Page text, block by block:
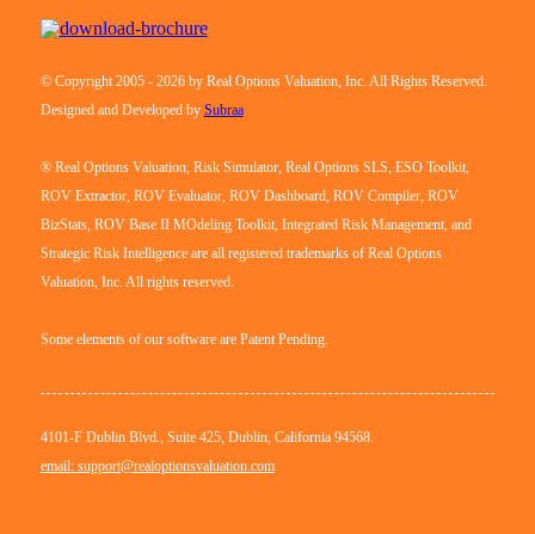
© Copyright 2005 - 2026 by Real Options Valuation, Inc. All Rights Reserved.
Designed and Developed by Subraa
® Real Options Valuation, Risk Simulator, Real Options SLS, ESO Toolkit,
ROV Extractor, ROV Evaluator, ROV Dashboard, ROV Compiler, ROV
BizStats, ROV Base II MOdeling Toolkit, Integrated Risk Management, and
Strategic Risk Intelligence are all registered trademarks of Real Options
Valuation, Inc. All rights reserved.
Some elements of our software are Patent Pending.
4101-F Dublin Blvd., Suite 425, Dublin, California 94568.
email: support@realoptionsvaluation.com